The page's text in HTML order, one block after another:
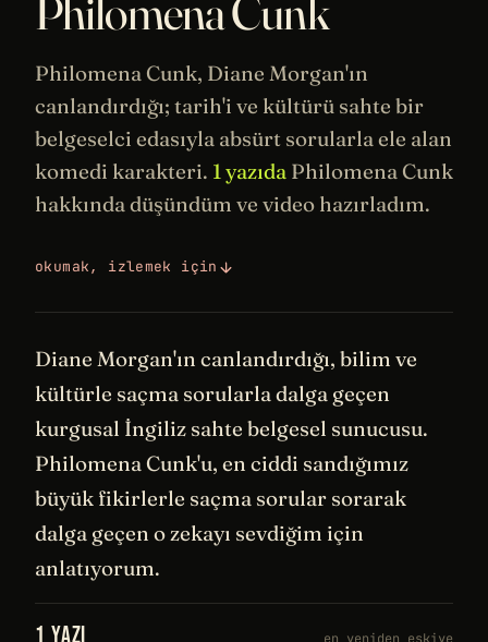
Philomena Cunk
Philomena Cunk, Diane Morgan'ın
canlandırdığı; tarih'i ve kültürü sahte bir
belgeselci edasıyla absürt sorularla ele alan
komedi karakteri. 1 yazıda Philomena Cunk
hakkında düşündüm ve video hazırladım.
okumak, izlemek için
Diane Morgan'ın canlandırdığı, bilim ve
kültürle saçma sorularla dalga geçen
kurgusal İngiliz sahte belgesel sunucusu.
Philomena Cunk'u, en ciddi sandığımız
büyük fikirlerle saçma sorular sorarak
dalga geçen o zekayı sevdiğim için
anlatıyorum.
1 YAZI